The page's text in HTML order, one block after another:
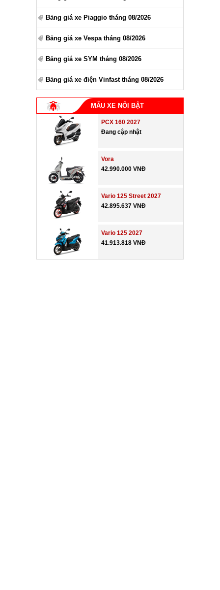
Bảng giá xe Piaggio tháng 08/2026
Bảng giá xe Vespa tháng 08/2026
Bảng giá xe SYM tháng 08/2026
Bảng giá xe điện Vinfast tháng 08/2026
MẪU XE NỔI BẬT
PCX 160 2027
Đang cập nhật
Vora
42.990.000 VNĐ
Vario 125 Street 2027
42.895.637 VNĐ
Vario 125 2027
41.913.818 VNĐ